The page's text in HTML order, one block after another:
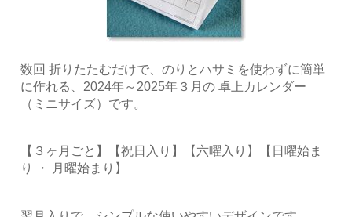
数回 折りたたむだけで、のりとハサミを使わずに簡単
に作れる、2024年～2025年３月の 卓上カレンダー
（ミニサイズ）です。
【３ヶ月ごと】【祝日入り】【六曜入り】【日曜始ま
り ・ 月曜始まり】